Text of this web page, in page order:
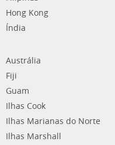
Hong Kong
Índia
Austrália
Fiji
Guam
Ilhas Cook
Ilhas Marianas do Norte
Ilhas Marshall